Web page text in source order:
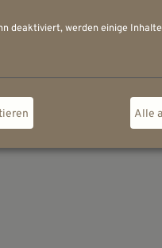
deaktiviert, werden einige
Alle